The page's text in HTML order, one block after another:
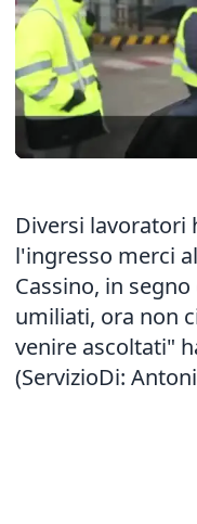
Diversi lavoratori
l'ingresso merci
Cassino, in
umiliati, ora non
venire ascoltati"
(ServizioDi: